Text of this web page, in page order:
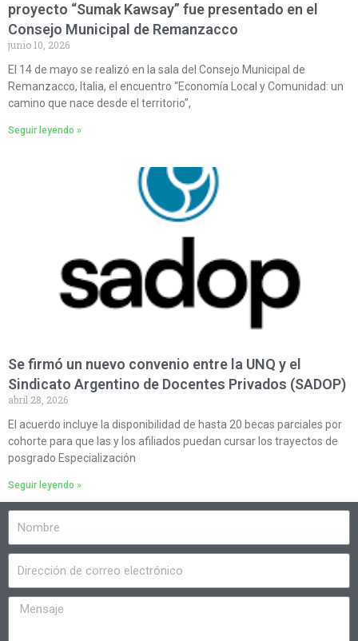
proyecto “Sumak Kawsay” fue presentado en el
Consejo Municipal de Remanzacco
junio 10, 2026
El 14 de mayo se realizó en la sala del Consejo Municipal de
Remanzacco, Italia, el encuentro “Economía Local y Comunidad: un
camino que nace desde el territorio”,
Seguir leyendo »
Se firmó un nuevo convenio entre la UNQ y el
Sindicato Argentino de Docentes Privados (SADOP)
abril 28, 2026
El acuerdo incluye la disponibilidad de hasta 20 becas parciales por
cohorte para que las y los afiliados puedan cursar los trayectos de
posgrado Especialización
Seguir leyendo »